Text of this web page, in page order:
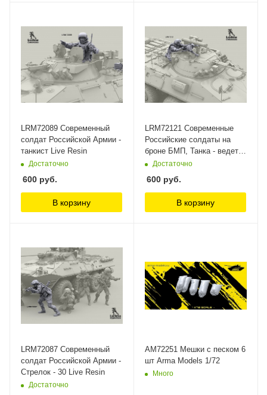
LRM72089 Современный
солдат Российской Армии -
танкист Live Resin
Достаточно
600 руб.
В корзину
LRM72121 Современные
Российские солдаты на
броне БМП, Танка - ведет
огонь из АГС-17
бронетехники Live Resin
Достаточно
600 руб.
В корзину
LRM72087 Современный
солдат Российской Армии -
Стрелок - 30 Live Resin
Достаточно
AM72251 Мешки с песком 6
шт Arma Models 1/72
Много